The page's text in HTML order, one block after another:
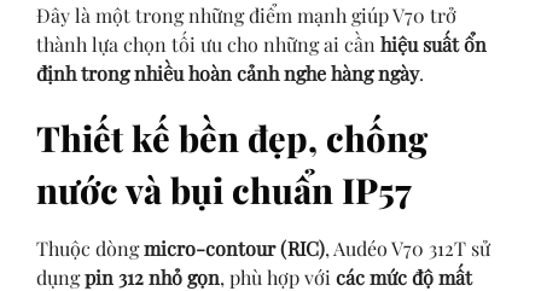
Đây là một trong những điểm mạnh giúp V70 trở
thành lựa chọn tối ưu cho những ai cần hiệu suất ổn
định trong nhiều hoàn cảnh nghe hàng ngày.
Thiết kế bền đẹp, chống
nước và bụi chuẩn IP57
Thuộc dòngmicro-contour (RIC), Audéo V70 312T sử
dụngpin 312 nhỏ gọn, phù hợp với các mức độ mất